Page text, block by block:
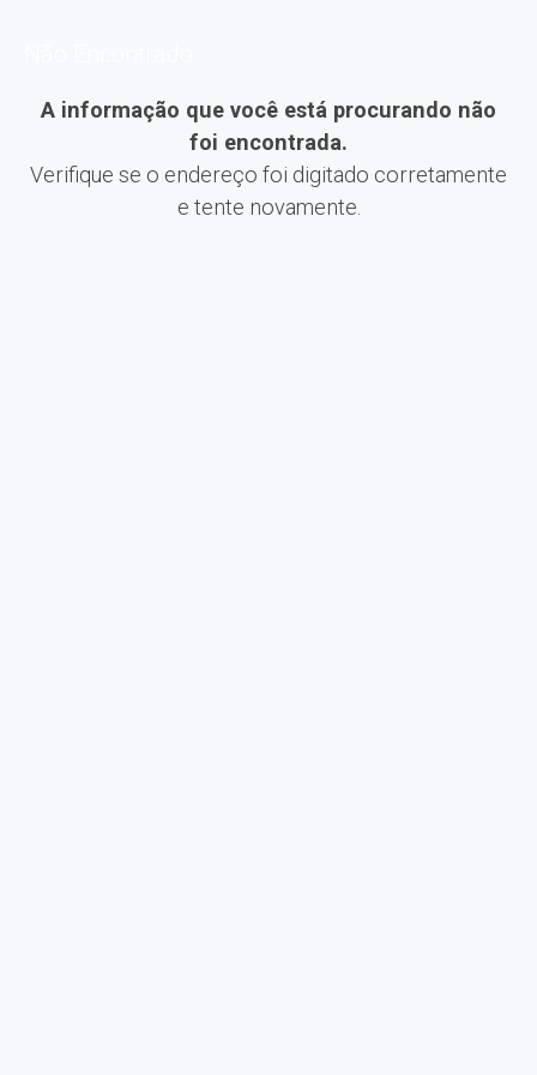
A informação que você está procurando não
foi encontrada.
Verifique se o endereço foi digitado corretamente
e tente novamente.